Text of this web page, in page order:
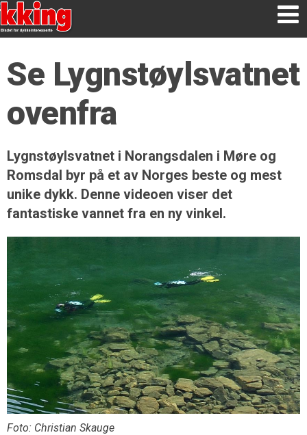
Se Lygnstøylsvatnet
ovenfra
Lygnstøylsvatnet i Norangsdalen i Møre og
Romsdal byr på et av Norges beste og mest
unike dykk. Denne videoen viser det
fantastiske vannet fra en ny vinkel.
Foto: Christian Skauge